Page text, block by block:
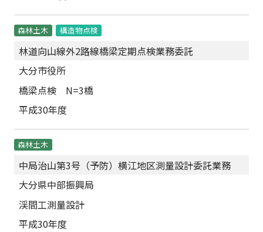
森林土木 構造物点検
林道向山線外2路線橋梁定期点検業務委託
大分市役所
橋梁点検 N=3橋
平成30年度
森林土木
中局治山第3号（予防）横江地区測量設計委託業務
大分県中部振興局
渓間工測量設計
平成30年度